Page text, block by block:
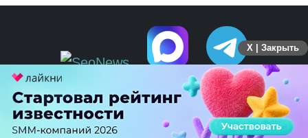
X | Закрыть
ПЕРЕЙТИ НА ПОЛНУЮ ВЕРСИЮ
© SEOnews.ru Все права защищены. 2026